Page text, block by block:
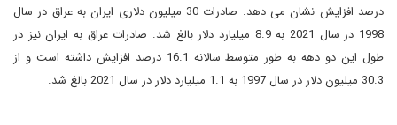
درصد افزایش نشان می دهد. صادرات 30 میلیون دلاری ایران به عراق در سال
1998 در سال 2021 به 8.9 میلیارد دلار بالغ شد. صادرات عراق به ایران نیز در
طول این دو دهه به طور متوسط سالانه 16.1 درصد افزایش داشته است و از
30.3 میلیون دلار در سال 1997 به 1.1 میلیارد دلار در سال 2021 بالغ شد.